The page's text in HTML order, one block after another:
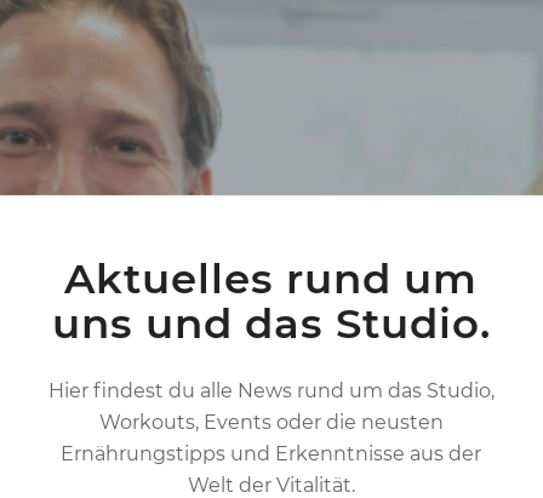
Aktuelles rund um
uns und das Studio.
Hier findest du alle News rund um das Studio,
Workouts, Events oder die neusten
Ernährungstipps und Erkenntnisse aus der
Welt der Vitalität.